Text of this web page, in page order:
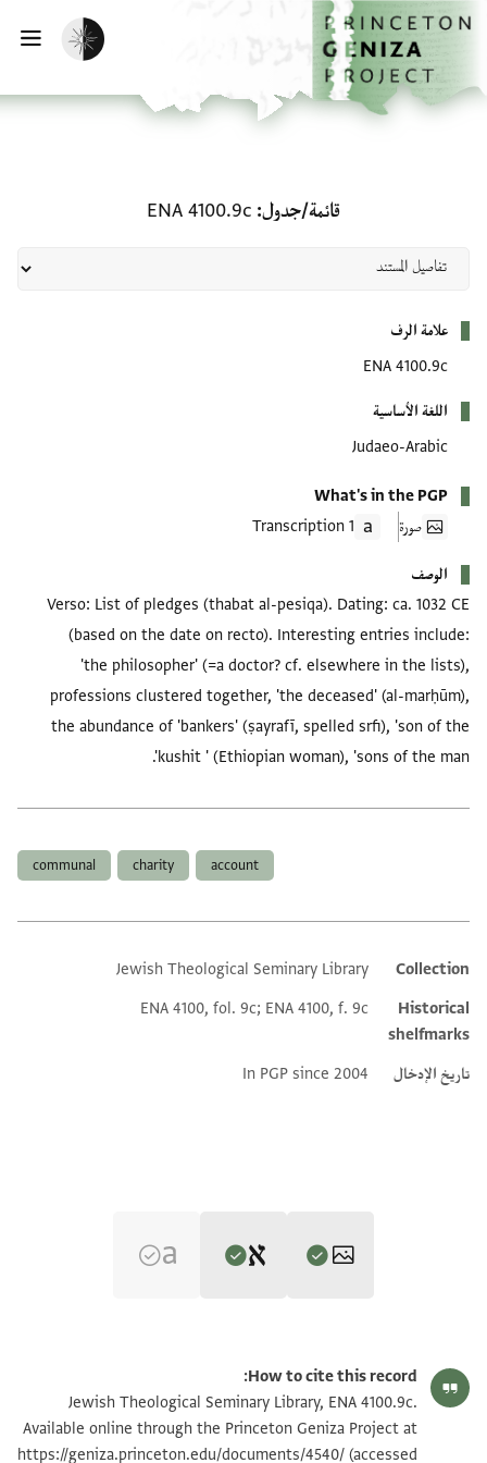
إلى المحتوى الرئيسي
الرئيسية
تفعيل الوضع المظلم
قائمة/جدول ENA 4100.9c
علامة الرف
ENA 4100.9c
اللغة الأساسية
Judaeo-Arabic
What's in the PGP
صورة
1 Transcription
الوصف
Verso: List of pledges (thabat al-pesiqa). Dating: ca. 1032 CE
(based on the date on recto). Interesting entries include:
'the philosopher' (=a doctor? cf. elsewhere in the lists),
professions clustered together, 'the deceased' (al-marḥūm),
the abundance of 'bankers' (ṣayrafī, spelled srfi), 'son of the
kushit ' (Ethiopian woman), 'sons of the man'.
account
charity
communal
Additional metadata
Collection
Jewish Theological Seminary Library
Historical
shelfmarks
ENA 4100, fol. 9c; ENA 4100, f. 9c
تاريخ الإدخال In PGP since 2004
Mark R. Cohen's digital edition.
בשמך רח'
תבת אלפסיקה אלמסמר רבאעי אבו אלחסין אלבגדאדי
רבאעי
ENA 4100.9c 2
How to cite this record:
Jewish Theological Seminary Library, ENA 4100.9c.
Available online through the Princeton Geniza Project at
https://geniza.princeton.edu/documents/4540/ (accessed